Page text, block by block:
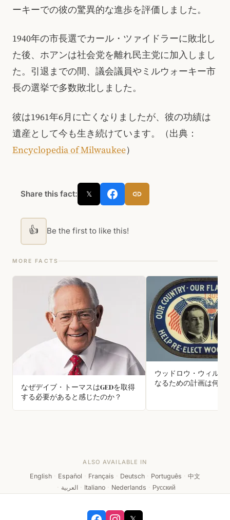
ーキーでの彼の驚異的な進歩を評価しました。
1940年の市長選でカール・ツァイドラーに敗北し
た後、ホアンは社会党を離れ民主党に加入しまし
た。引退までの間、議会議員やミルウォーキー市
長の選挙で多数敗北しました。
彼は1961年6月に亡くなりましたが、彼の功績は
遺産として今も生き続けています。（出典：
Encyclopedia of Milwaukee）
Share this fact: 𝕏
👍 Be the first to like this!
MORE FACTS
なぜデイブ・トーマスはGEDを取得
する必要があると感じたのか？
ウッドロウ・ウィルソ
なるための計画は何で
ALSO AVAILABLE IN
English · Español · Français · Deutsch · Português · 中文
· العربية · Italiano · Nederlands · Русский